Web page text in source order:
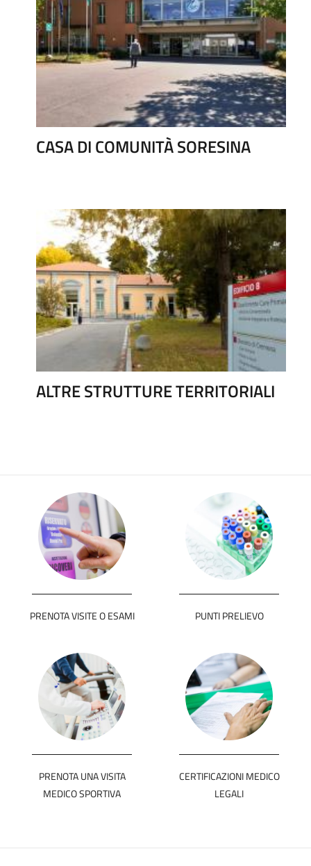
CASA DI COMUNITÀ SORESINA
ALTRE STRUTTURE TERRITORIALI
PRENOTA VISITE O ESAMI PUNTI PRELIEVO
PRENOTA UNA VISITA
MEDICO SPORTIVA
CERTIFICAZIONI MEDICO
LEGALI